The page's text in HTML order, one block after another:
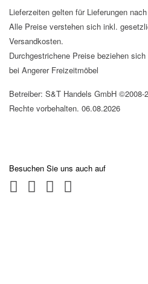
Lieferzeiten gelten für Lieferungen
Alle Preise verstehen sich inkl.
Versandkosten.
Durchgestrichene Preise beziehen
bei Angerer Freizeitmöbel
Betreiber: S&T Handels GmbH
Rechte vorbehalten. 06.08.2026
Besuchen Sie uns auch auf